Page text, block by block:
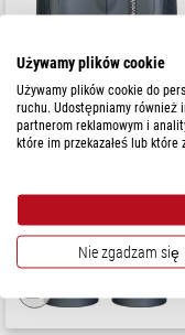
Używamy plików cookie
Używamy plików cookie do
ruchu. Udostępniamy również
partnerom reklamowym i
które im przekazałeś lub które
Nie zgadzam się